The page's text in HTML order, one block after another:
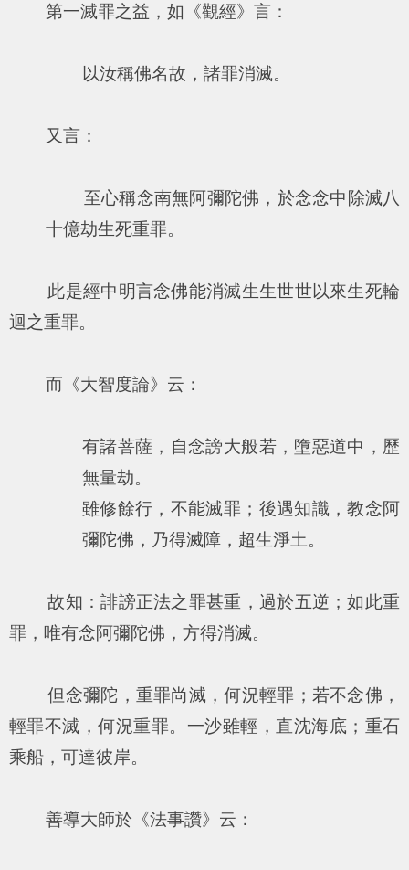
第一滅罪之益，如《觀經》言：
以汝稱佛名故，諸罪消滅。
又言：
至心稱念南無阿彌陀佛，於念念中除滅八
十億劫生死重罪。
此是經中明言念佛能消滅生生世世以來生死輪
迴之重罪。
而《大智度論》云：
有諸菩薩，自念謗大般若，墮惡道中，歷
無量劫。
雖修餘行，不能滅罪；後遇知識，教念阿
彌陀佛，乃得滅障，超生淨土。
故知：誹謗正法之罪甚重，過於五逆；如此重
罪，唯有念阿彌陀佛，方得消滅。
但念彌陀，重罪尚滅，何況輕罪；若不念佛，
輕罪不滅，何況重罪。一沙雖輕，直沈海底；重石
乘船，可達彼岸。
善導大師於《法事讚》云：